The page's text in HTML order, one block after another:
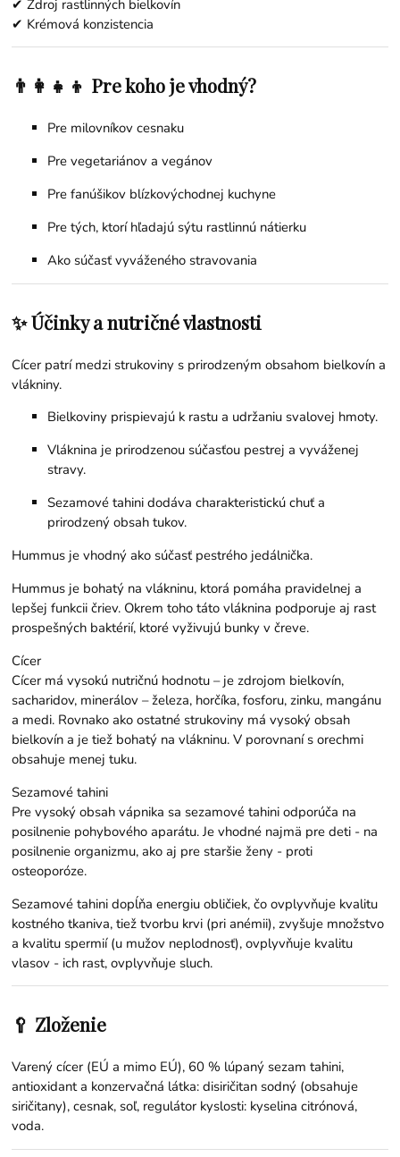
✔ Zdroj rastlinných bielkovín
✔ Krémová konzistencia
👨‍👩‍👧‍👦 Pre koho je vhodný?
Pre milovníkov cesnaku
Pre vegetariánov a vegánov
Pre fanúšikov blízkovýchodnej kuchyne
Pre tých, ktorí hľadajú sýtu rastlinnú nátierku
Ako súčasť vyváženého stravovania
✨ Účinky a nutričné vlastnosti
Cícer patrí medzi strukoviny s prirodzeným obsahom bielkovín a
vlákniny.
Bielkoviny prispievajú k rastu a udržaniu svalovej hmoty.
Vláknina je prirodzenou súčasťou pestrej a vyváženej
stravy.
Sezamové tahini dodáva charakteristickú chuť a
prirodzený obsah tukov.
Hummus je vhodný ako súčasť pestrého jedálnička.
Hummus je bohatý na vlákninu, ktorá pomáha pravidelnej a
lepšej funkcii čriev. Okrem toho táto vláknina podporuje aj rast
prospešných baktérií, ktoré vyživujú bunky v čreve.
Cícer
Cícer má vysokú nutričnú hodnotu – je zdrojom bielkovín,
sacharidov, minerálov – železa, horčíka, fosforu, zinku, mangánu
a medi. Rovnako ako ostatné strukoviny má vysoký obsah
bielkovín a je tiež bohatý na vlákninu. V porovnaní s orechmi
obsahuje menej tuku.
Sezamové tahini
Pre vysoký obsah vápnika sa sezamové tahini odporúča na
posilnenie pohybového aparátu. Je vhodné najmä pre deti - na
posilnenie organizmu, ako aj pre staršie ženy - proti
osteoporóze.
Sezamové tahini dopĺňa energiu obličiek, čo ovplyvňuje kvalitu
kostného tkaniva, tiež tvorbu krvi (pri anémii), zvyšuje množstvo
a kvalitu spermií (u mužov neplodnosť), ovplyvňuje kvalitu
vlasov - ich rast, ovplyvňuje sluch.
🥄 Zloženie
Varený cícer (EÚ a mimo EÚ), 60 % lúpaný sezam tahini,
antioxidant a konzervačná látka: disiričitan sodný (obsahuje
siričitany), cesnak, soľ, regulátor kyslosti: kyselina citrónová,
voda.